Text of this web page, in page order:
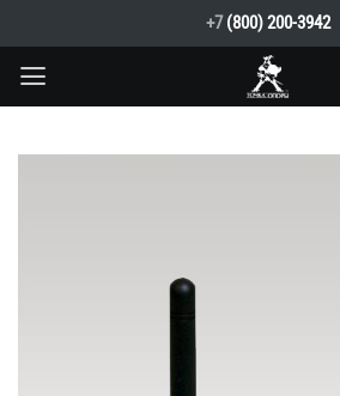
to
content
+7 (800) 200-3942